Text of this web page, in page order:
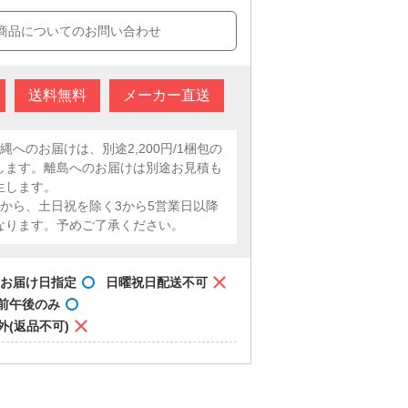
品についてのお問い合わせ
送料無料 メーカー直送
へのお届けは、別途2,200円/1梱包の
ます。離島へのお届けは別途お見積も
ます。
ら、土日祝を除く3から5営業日以降
ます。予めご了承ください。
お届け日指定
日曜祝日配送不可
午後のみ
(返品不可)